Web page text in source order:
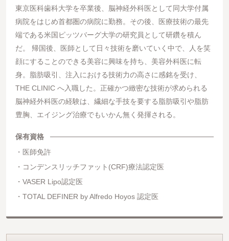
東京医科歯科大学を卒業後、脳神経外科医として同大学付属
病院をはじめ首都圏の病院に勤務。その後、医療技術の最先
端である米国ピッツバーグ大学の研究員として研鑽を積ん
だ。 帰国後、医師として日々技術を磨いていく中で、人を笑
顔にすることのできる美容に興味を持ち、美容外科医に転
身。脂肪吸引、注入における技術力の高さに感銘を受け、
THE CLINIC へ入職した。正確かつ緻密な技術が求められる
脳神経外科医の経験は、繊細な手技を要する脂肪吸引や脂肪
豊胸、エイジング治療でもいかん無く発揮される。
保有資格
医師免許
コンデンスリッチファット(CRF)療法認定医
VASER Lipo認定医
TOTAL DEFINER by Alfredo Hoyos 認定医